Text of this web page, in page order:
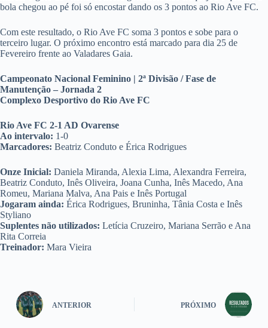
bola chegou ao pé foi só encostar dando os 3 pontos ao Rio Ave FC.
Com este resultado, o Rio Ave FC soma 3 pontos e sobe para o
terceiro lugar. O próximo encontro está marcado para dia 25 de
Fevereiro frente ao Valadares Gaia.
Campeonato Nacional Feminino | 2ª Divisão / Fase de
Manutenção – Jornada 2
Complexo Desportivo do Rio Ave FC
Rio Ave FC 2-1 AD Ovarense
Ao intervalo: 1-0
Marcadores: Beatriz Conduto e Érica Rodrigues
Onze Inicial: Daniela Miranda, Alexia Lima, Alexandra Ferreira,
Beatriz Conduto, Inês Oliveira, Joana Cunha, Inês Macedo, Ana
Romeu, Mariana Malva, Ana Pais e Inês Portugal
Jogaram ainda: Érica Rodrigues, Bruninha, Tânia Costa e Inês
Styliano
Suplentes não utilizados: Letícia Cruzeiro, Mariana Serrão e Ana
Rita Correia
Treinador: Mara Vieira
ANTERIOR PRÓXIMO